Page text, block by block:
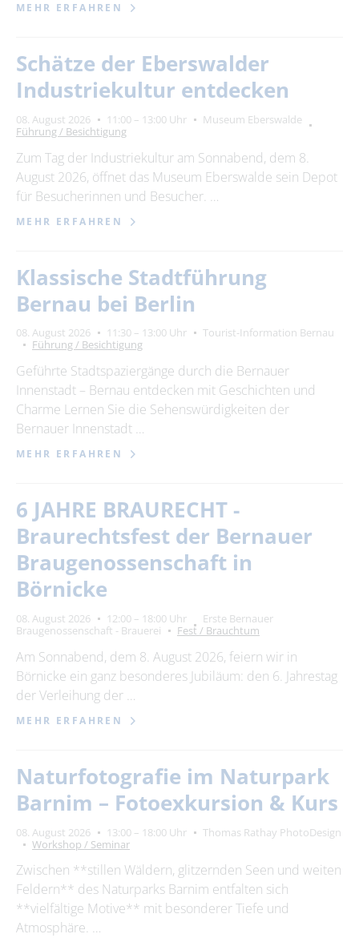
MEHR ERFAHREN
Schätze der Eberswalder
Industriekultur entdecken
08. August 2026 11:00 – 13:00 Uhr
Museum Eberswalde
Führung / Besichtigung
Zum Tag der Industriekultur am Sonnabend, dem 8.
August 2026, öffnet das Museum Eberswalde sein Depot
für Besucherinnen und Besucher. …
MEHR ERFAHREN
Klassische Stadtführung
Bernau bei Berlin
08. August 2026 11:30 – 13:00 Uhr
Tourist-Information Bernau
Führung / Besichtigung
Geführte Stadtspaziergänge durch die Bernauer
Innenstadt – Bernau entdecken mit Geschichten und
Charme Lernen Sie die Sehenswürdigkeiten der
Bernauer Innenstadt …
MEHR ERFAHREN
6 JAHRE BRAURECHT -
Braurechtsfest der Bernauer
Braugenossenschaft in
Börnicke
08. August 2026 12:00 – 18:00 Uhr
Erste Bernauer
Braugenossenschaft - Brauerei
Fest / Brauchtum
Am Sonnabend, dem 8. August 2026, feiern wir in
Börnicke ein ganz besonderes Jubiläum: den 6. Jahrestag
der Verleihung der …
MEHR ERFAHREN
Naturfotografie im Naturpark
Barnim – Fotoexkursion & Kurs
08. August 2026 13:00 – 18:00 Uhr
Thomas Rathay PhotoDesign
Workshop / Seminar
Zwischen **stillen Wäldern, glitzernden Seen und weiten
Feldern** des Naturparks Barnim entfalten sich
**vielfältige Motive** mit besonderer Tiefe und
Atmosphäre. …